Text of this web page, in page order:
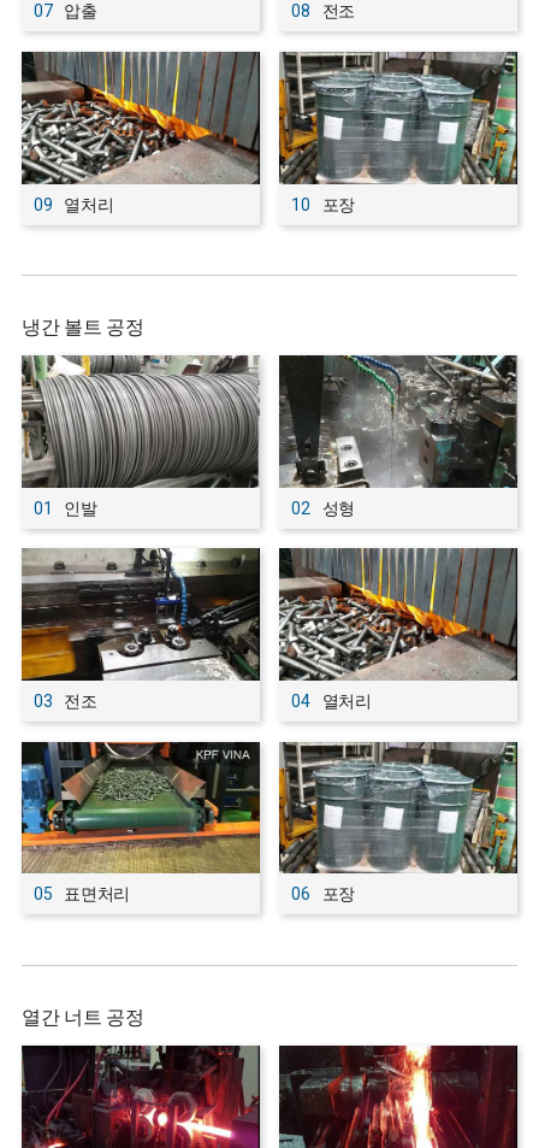
07 압출 08 전조
09 열처리 10 포장
냉간 볼트 공정
01 인발 02 성형
03 전조 04 열처리
05 표면처리 06 포장
열간 너트 공정